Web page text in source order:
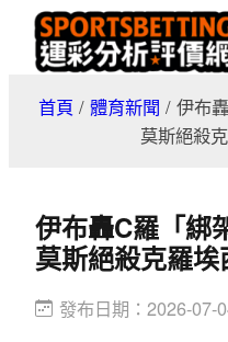
首頁 / 體育新聞 / 伊布
莫斯絕殺
伊布轟C羅「綁
莫斯絕殺克羅
發布日期： 2026-07-